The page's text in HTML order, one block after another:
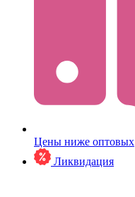
Цены ниже оптовых
Ликвидация